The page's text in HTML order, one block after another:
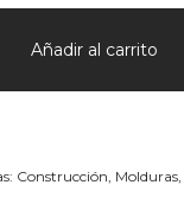
Añadir al carrito
Construcción Molduras